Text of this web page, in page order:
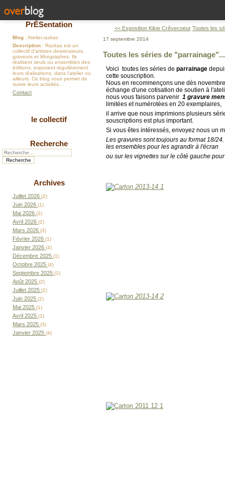
PrÉSentation
Blog : Atelier.razkas
Description : Razkas est un
collectif d'artistes dessinateurs,
graveurs et lithographes. Ils
réalisent seuls ou ensembles des
éditions, exposent régulièrement
leurs réalisations, dans l'atelier ou
ailleurs. Ce blog vous permet de
suivre leurs activités...
Contact
le collectif
Recherche
Archives
Juillet 2026 (2)
Juin 2026 (1)
Mai 2026 (2)
Avril 2026 (2)
Mars 2026 (3)
Février 2026 (1)
Janvier 2026 (4)
Décembre 2025 (1)
Octobre 2025 (4)
Septembre 2025 (2)
Août 2025 (2)
Juillet 2025 (2)
Juin 2025 (2)
Mai 2025 (1)
Avril 2025 (1)
Mars 2025 (3)
Janvier 2025 (4)
<< Exposition Kikie Crêvecoeur Toutes les
17 septembre 2014
Toutes les séries de
Voici toutes les séries de parrainage
cette souscription.
Nous en recommençons une dès
échange d'une cotisation de soutien à
nous vous faisons parvenir 1 gravure
limitées et numérotées en 20 exemplaires,
il arrive que nous imprimions plusieurs
souscriptions est plus important.
Si vous êtes intéressés, envoyez nous un
Les gravures sont toujours au format 18/
les ensembles pour les agrandir à l'écran
ou sur les vignettes sur le côté gauche